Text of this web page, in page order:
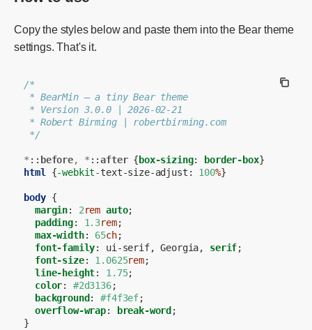
Copy the styles below and paste them into the Bear theme
settings. That's it.
/*
* BearMin — a tiny Bear theme
* Version 3.0.0 | 2026-02-21
* Robert Birming | robertbirming.com
*/
* :: before, * ::after { box-sizing: border-box}
html
{-webkit-text-size-adjust : 100%}
body {
margin: 2rem auto;
padding: 1.3rem;
max-width: 65ch;
font-family: ui-serif, Georgia, serif;
font-size: 1.0625rem;
line-height: 1.75;
color: #2d3136;
background : #f4f3ef;
overflow-wrap: break-word ;
}